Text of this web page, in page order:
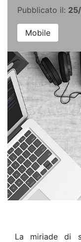
Pubblicato il:
Mobile
La miriade di